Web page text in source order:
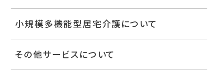
小規模多機能型居宅介護について
その他サービスについて